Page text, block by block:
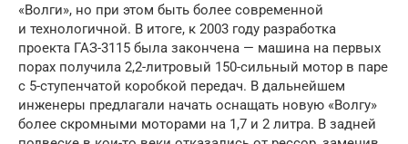
«Волги», но при этом быть более современной
и технологичной. В итоге, к 2003 году разработка
проекта ГАЗ-3115 была закончена — машина на первых
порах получила 2,2-литровый 150-сильный мотор в паре
с 5-ступенчатой коробкой передач. В дальнейшем
инженеры предлагали начать оснащать новую «Волгу»
более скромными моторами на 1,7 и 2 литра. В задней